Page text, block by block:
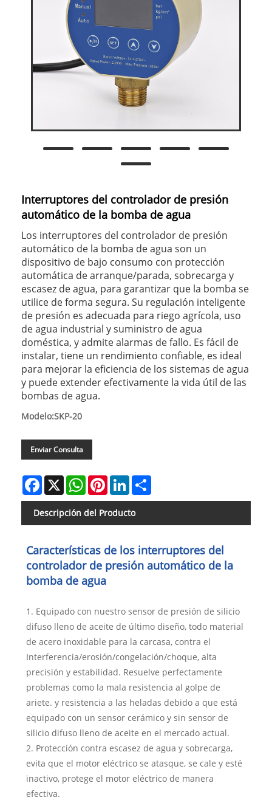
Interruptores del controlador de presión
automático de la bomba de agua
Los interruptores del controlador de presión
automático de la bomba de agua son un
dispositivo de bajo consumo con protección
automática de arranque/parada, sobrecarga y
escasez de agua, para garantizar que la bomba se
utilice de forma segura. Su regulación inteligente
de presión es adecuada para riego agrícola, uso
de agua industrial y suministro de agua
doméstica, y admite alarmas de fallo. Es fácil de
instalar, tiene un rendimiento confiable, es ideal
para mejorar la eficiencia de los sistemas de agua
y puede extender efectivamente la vida útil de las
bombas de agua.
Modelo:SKP-20
Enviar Consulta
Facebook
X WhatsAppPinterestLinkedIn
Descripción del Producto
Características de los interruptores del
controlador de presión automático de la
bomba de agua
1. Equipado con nuestro sensor de presión de silicio
difuso lleno de aceite de último diseño, todo material
de acero inoxidable para la carcasa, contra el
Interferencia/erosión/congelación/choque, alta
precisión y estabilidad. Resuelve perfectamente
problemas como la mala resistencia al golpe de
ariete. y resistencia a las heladas debido a que está
equipado con un sensor cerámico y sin sensor de
silicio difuso lleno de aceite en el mercado actual.
2. Protección contra escasez de agua y sobrecarga,
evita que el motor eléctrico se atasque, se cale y esté
inactivo, protege el motor eléctrico de manera
efectiva.